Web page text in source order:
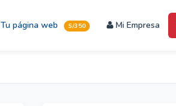
Tu página web S/350 Mi Empresa